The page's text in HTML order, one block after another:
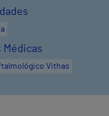
Médicas
Vithas